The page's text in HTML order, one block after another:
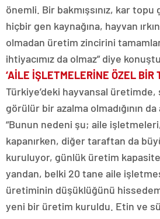
önemli. Bir bakmışsınız, kar topu
hiçbir gen kaynağına, hayvan
olmadan üretim zincirini
ihtiyacımız da olmaz” diye konuştu.
‘AİLE İŞLETMELERİNE ÖZEL BİR
Türkiye’deki hayvansal
görülür bir azalma olmadığının
“Bunun nedeni şu; aile
kapanırken, diğer taraftan da
kuruluyor, günlük üretim
yandan, belki 20 tane aile
üretiminin düşüklüğünü
yeni bir üretim kuruldu. Etin ve